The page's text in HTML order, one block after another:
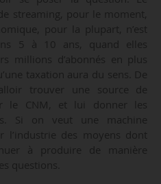
streaming, pour le moment,
pour la plupart, n’est
5 à 10 ans, quand elles
millions d’abonnés en plus
taxation aura du sens. De
trouver une source de
le CNM, et lui donner les
Si on veut une machine
l’industrie des moyens dont
à produire de manière
questions.